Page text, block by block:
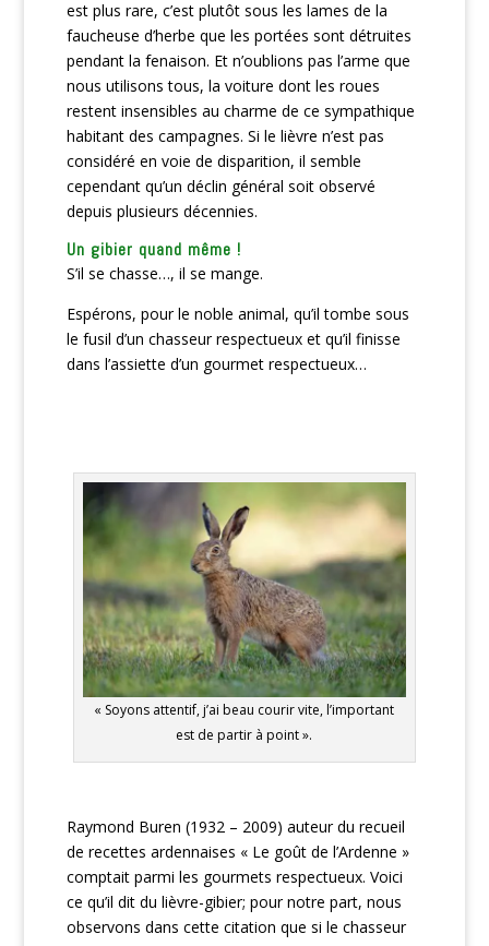
est plus rare, c’est plutôt sous les lames de la
faucheuse d’herbe que les portées sont détruites
pendant la fenaison. Et n’oublions pas l’arme que
nous utilisons tous, la voiture dont les roues
restent insensibles au charme de ce sympathique
habitant des campagnes. Si le lièvre n’est pas
considéré en voie de disparition, il semble
cependant qu’un déclin général soit observé
depuis plusieurs décennies.
Un gibier quand même !
S’il se chasse…, il se mange.
Espérons, pour le noble animal, qu’il tombe sous
le fusil d’un chasseur respectueux et qu’il finisse
dans l’assiette d’un gourmet respectueux…
« Soyons attentif, j’ai beau courir vite, l’important
est de partir à point ».
Raymond Buren (1932 – 2009) auteur du recueil
de recettes ardennaises « Le goût de l’Ardenne »
comptait parmi les gourmets respectueux. Voici
ce qu’il dit du lièvre-gibier; pour notre part, nous
observons dans cette citation que si le chasseur